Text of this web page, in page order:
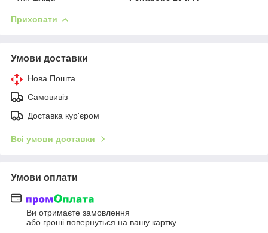
Приховати
Умови доставки
Нова Пошта
Самовивіз
Доставка кур'єром
Всі умови доставки
Умови оплати
Ви отримаєте замовлення
або гроші повернуться на вашу картку